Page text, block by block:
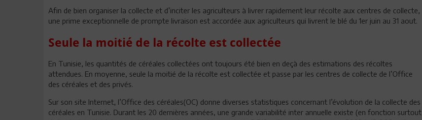
Afin de bien organiser la collecte et d’inciter les agriculteurs à livrer rapidement leur récolte aux centres de collecte,
une prime exceptionnelle de prompte livraison est accordée aux agriculteurs qui livrent le blé du 1er juin au 31 aout.
Seule la moitié de la récolte est collectée
En Tunisie, les quantités de céréales collectées ont toujours été bien en deçà des estimations des récoltes
attendues. En moyenne, seule la moitié de la récolte est collectée et passe par les centres de collecte de l’Office
des céréales et des privés.
Sur son site Internet, l’Office des céréales(OC) donne diverses statistiques concernant l’évolution de la collecte des
céréales en Tunisie. Durant les 20 dernières années, une grande variabilité inter annuelle existe (en fonction surtout